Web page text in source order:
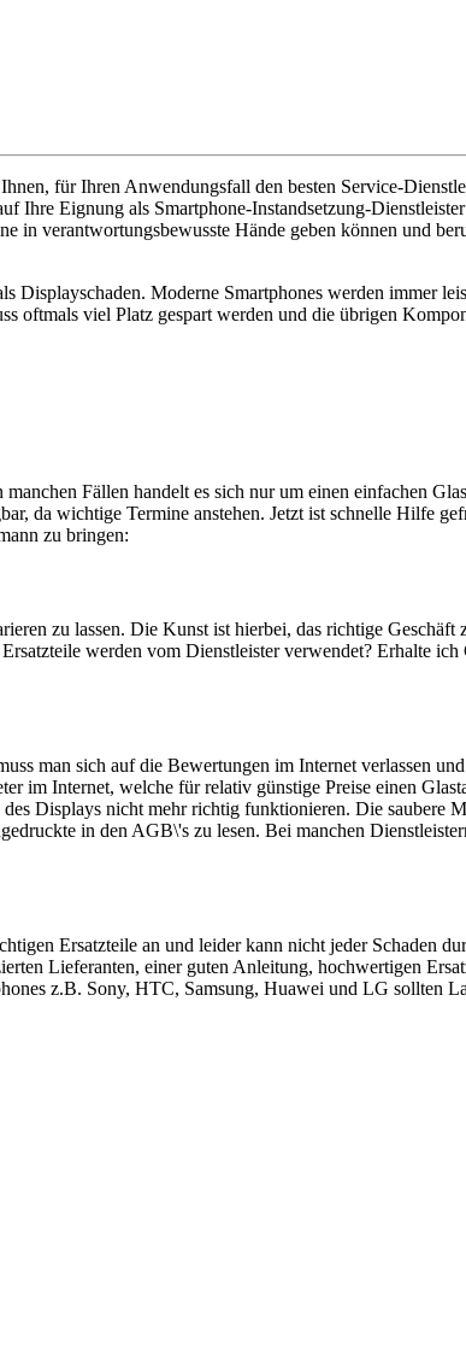
für Ihren Anwendungsfall den besten Service-
Ihre Eignung als Smartphone-Instandsetzung-
in verantwortungsbewusste Hände geben können und
Moderne Smartphones werden immer
oftmals viel Platz gespart werden und die übrigen
Fällen handelt es sich nur um einen einfachen
da wichtige Termine anstehen. Jetzt ist schnelle Hilfe
zu bringen:
zu lassen. Die Kunst ist hierbei, das richtige
werden vom Dienstleister verwendet? Erhalte
man sich auf die Bewertungen im Internet verlassen
im Internet, welche für relativ günstige Preise einen
Displays nicht mehr richtig funktionieren. Die saubere
in den AGB\'s zu lesen. Bei manchen
Ersatzteile an und leider kann nicht jeder Schaden
Lieferanten, einer guten Anleitung, hochwertigen
z.B. Sony, HTC, Samsung, Huawei und LG sollten